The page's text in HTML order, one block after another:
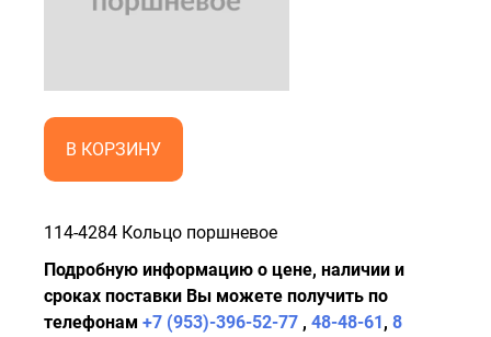
В КОРЗИНУ
114-4284 Кольцо поршневое
Подробную информацию о цене, наличии и
сроках поставки Вы можете получить по
телефонам +7 (953)-396-52-77 , 48-48-61, 8